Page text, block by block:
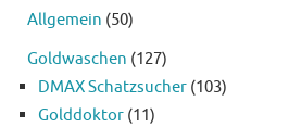
Allgemein (50)
Goldwaschen (127)
DMAX Schatzsucher (103)
Golddoktor (11)